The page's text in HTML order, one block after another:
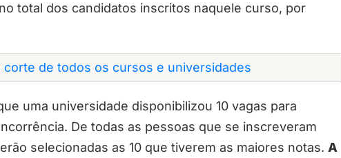
total dos candidatos inscritos naquele curso, por
corte de todos os cursos e universidades
uma universidade disponibilizou 10 vagas para
De todas as pessoas que se inscreveram
selecionadas as 10 que tiverem as maiores notas. A